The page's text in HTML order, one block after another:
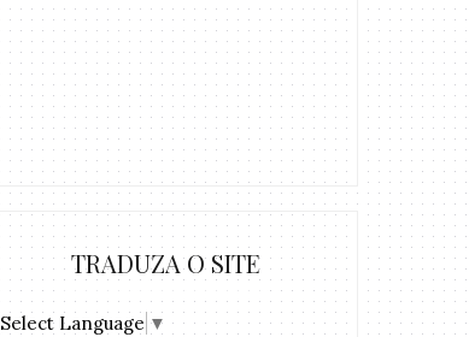
TRADUZA O SITE
Select Language ▼